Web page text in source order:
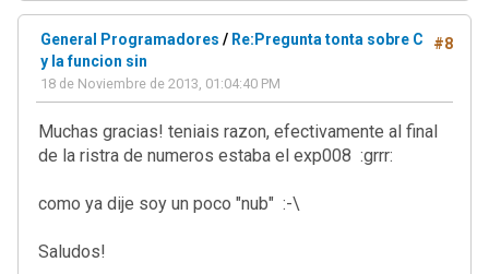
#8
General Programadores / Re:Pregunta tonta sobre C
y la funcion sin
18 de Noviembre de 2013, 01:04:40 PM
Muchas gracias! teniais razon, efectivamente al final
de la ristra de numeros estaba el exp008 :grrr:
como ya dije soy un poco "nub" :-\
Saludos!